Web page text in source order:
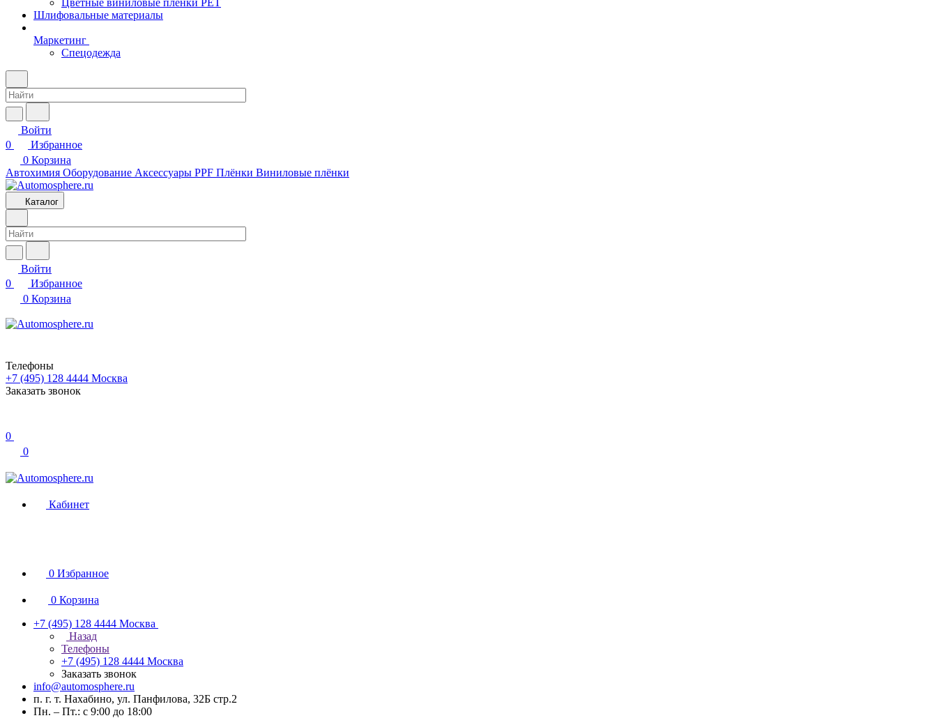
Цветные виниловые пленки PET
Шлифовальные материалы
Маркетинг
Спецодежда
Войти
0
Избранное
0 Корзина
Автохимия Оборудование Аксессуары PPF Плёнки Виниловые плёнки
Каталог
Войти
0
Избранное
0 Корзина
Телефоны
+7 (495) 128 4444 Москва
Заказать звонок
0
0
Кабинет
0 Избранное
0 Корзина
+7 (495) 128 4444 Москва
Назад
Телефоны
+7 (495) 128 4444 Москва
Заказать звонок
info@automosphere.ru
п. г. т. Нахабино, ул. Панфилова, 32Б стр.2
Пн. – Пт.: с 9:00 до 18:00